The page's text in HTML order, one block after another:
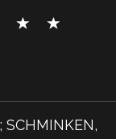
SCHMINKEN,